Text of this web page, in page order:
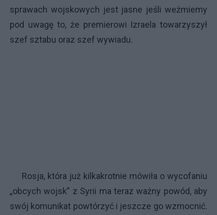
sprawach wojskowych jest jasne jeśli weźmiemy
pod uwagę to, że premierowi Izraela towarzyszył
szef sztabu oraz szef wywiadu.
Rosja, która już kilkakrotnie mówiła o wycofaniu
„obcych wojsk” z Syrii ma teraz ważny powód, aby
swój komunikat powtórzyć i jeszcze go wzmocnić.